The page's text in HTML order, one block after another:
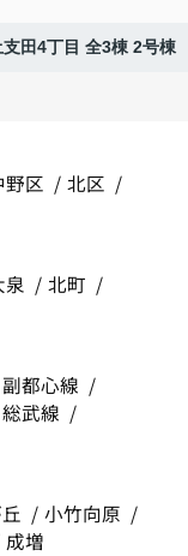
田4丁目 全3棟 2号棟
野区
北区
泉
北町
副都心線
総武線
小竹向原
成増